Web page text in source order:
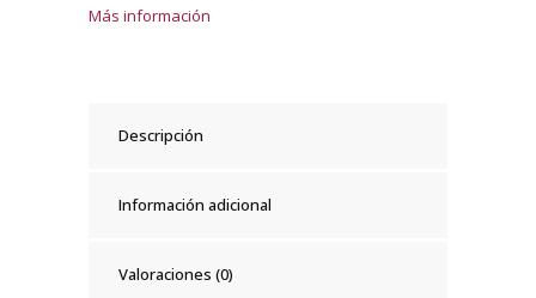
Más información
Descripción
Información adicional
Valoraciones (0)